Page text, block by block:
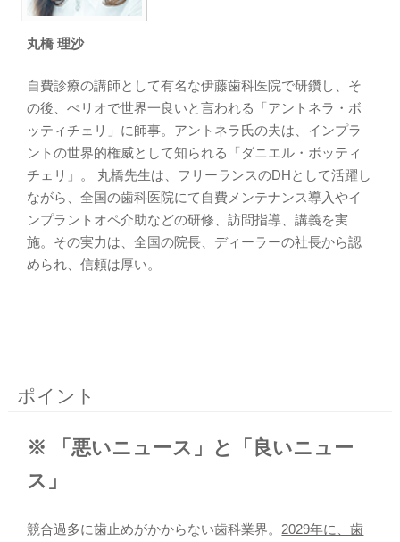
丸橋 理沙
自費診療の講師として有名な伊藤歯科医院で研鑽し、そ
の後、ぺリオで世界一良いと言われる「アントネラ・ボ
ッティチェリ」に師事。アントネラ氏の夫は、インプラ
ントの世界的権威として知られる「ダニエル・ボッティ
チェリ」。 丸橋先生は、フリーランスのDHとして活躍し
ながら、全国の歯科医院にて自費メンテナンス導入やイ
ンプラントオペ介助などの研修、訪問指導、講義を実
施。その実力は、全国の院長、ディーラーの社長から認
められ、信頼は厚い。
ポイント
※ 「悪いニュース」と「良いニュー
ス」
競合過多に歯止めがかからない歯科業界。 2029年に、歯